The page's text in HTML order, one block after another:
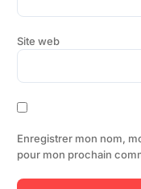
Site web
Enregistrer mon nom,
pour mon prochain